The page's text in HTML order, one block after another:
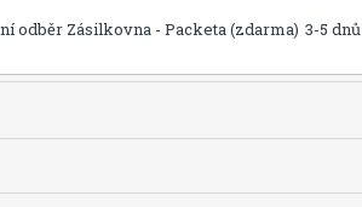
odběr Zásilkovna - Packeta (zdarma) 3-5 dnů